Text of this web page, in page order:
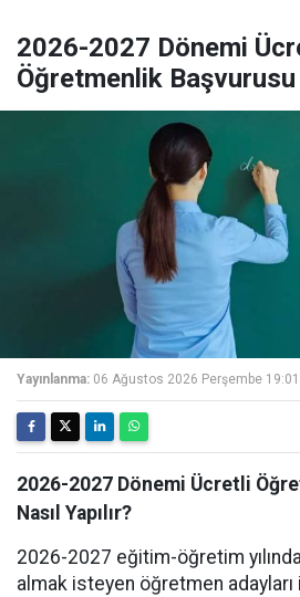
2026-2027 Dönemi
Öğretmenlik Başvurusu
Yayınlanma: 06 Ağustos 2026 Perşembe 19:01
2026-2027 Dönemi Ücretli
Nasıl Yapılır?
2026-2027 eğitim-öğretim
almak isteyen öğretmen adayları